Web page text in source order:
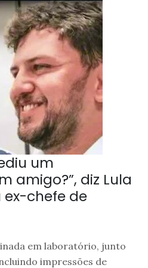
um
amigo?”, diz Lula
ex-chefe de
em laboratório, junto
impressões de